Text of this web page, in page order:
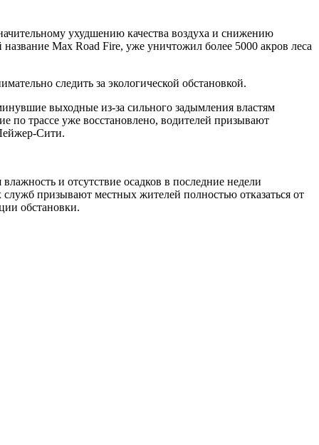
ухудшению качества воздуха и снижению
Max Road Fire, уже уничтожил более 5000 акров леса
следить за экологической обстановкой.
выходные из-за сильного задымления властям
по трассе уже восстановлено, водителей призывают
Сити.
и отсутствие осадков в последние недели
призывают местных жителей полностью отказаться от
обстановки.